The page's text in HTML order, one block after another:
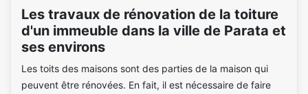
Les travaux de rénovation de la toiture
d'un immeuble dans la ville de Parata et
ses environs
Les toits des maisons sont des parties de la maison qui
peuvent être rénovées. En fait, il est nécessaire de faire